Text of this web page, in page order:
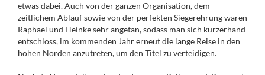
etwas dabei. Auch von der ganzen Organisation, dem
zeitlichem Ablauf sowie von der perfekten Siegerehrung waren
Raphael und Heinke sehr angetan, sodass man sich kurzerhand
entschloss, im kommenden Jahr erneut die lange Reise in den
hohen Norden anzutreten, um den Titel zu verteidigen.